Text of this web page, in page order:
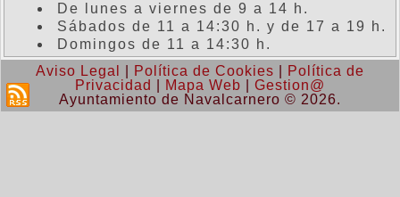
De lunes a viernes de 9 a 14 h.
Sábados de 11 a 14:30 h. y de 17 a 19 h.
Domingos de 11 a 14:30 h.
Aviso Legal
Política de Cookies
Política de
Privacidad
Mapa Web
Gestion@
Ayuntamiento de Navalcarnero © 2026.